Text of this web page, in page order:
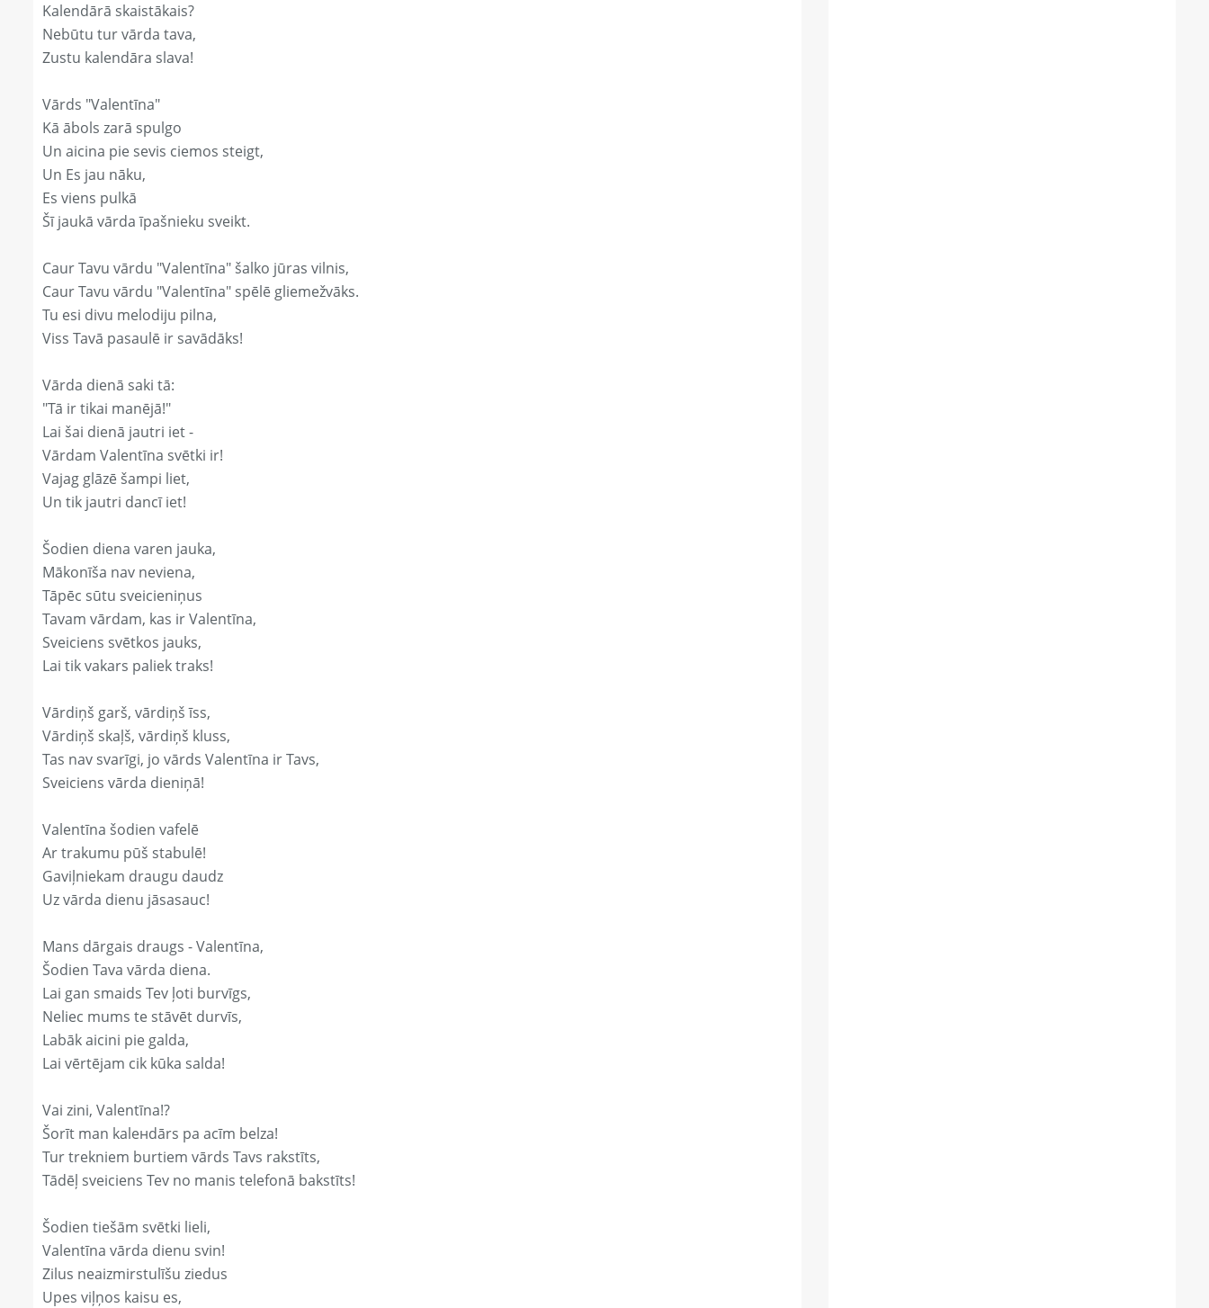
Kalendārā skaistākais?
Nebūtu tur vārda tava,
Zustu kalendāra slava!
Vārds "Valentīna"
Kā ābols zarā spulgo
Un aicina pie sevis ciemos steigt,
Un Es jau nāku,
Es viens pulkā
Šī jaukā vārda īpašnieku sveikt.
Caur Tavu vārdu "Valentīna" šalko jūras vilnis,
Caur Tavu vārdu "Valentīna" spēlē gliemežvāks.
Tu esi divu melodiju pilna,
Viss Tavā pasaulē ir savādāks!
Vārda dienā saki tā:
"Tā ir tikai manējā!"
Lai šai dienā jautri iet -
Vārdam Valentīna svētki ir!
Vajag glāzē šampi liet,
Un tik jautri dancī iet!
Šodien diena varen jauka,
Mākonīša nav neviena,
Tāpēc sūtu sveicieniņus
Tavam vārdam, kas ir Valentīna,
Sveiciens svētkos jauks,
Lai tik vakars paliek traks!
Vārdiņš garš, vārdiņš īss,
Vārdiņš skaļš, vārdiņš kluss,
Tas nav svarīgi, jo vārds Valentīna ir Tavs,
Sveiciens vārda dieniņā!
Valentīna šodien vafelē
Ar trakumu pūš stabulē!
Gaviļniekam draugu daudz
Uz vārda dienu jāsasauc!
Mans dārgais draugs - Valentīna,
Šodien Tava vārda diena.
Lai gan smaids Tev ļoti burvīgs,
Neliec mums te stāvēt durvīs,
Labāk aicini pie galda,
Lai vērtējam cik kūka salda!
Vai zini, Valentīna!?
Šorīt man kaleнdārs pa acīm belza!
Tur trekniem burtiem vārds Tavs rakstīts,
Tādēļ sveiciens Tev no manis telefonā bakstīts!
Šodien tiešām svētki lieli,
Valentīna vārda dienu svin!
Zilus neaizmirstulīšu ziedus
Upes viļņos kaisu es,